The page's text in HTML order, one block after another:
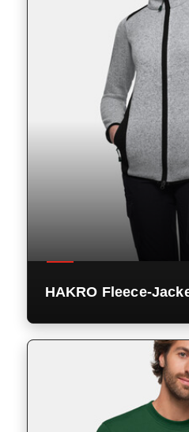
HAKRO Fleece-